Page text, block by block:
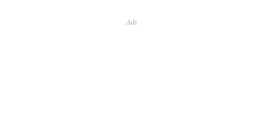
Ads